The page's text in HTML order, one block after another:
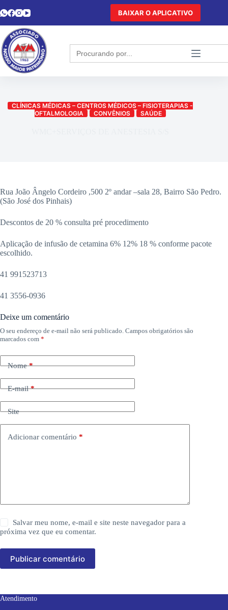
BAIXAR O APLICATIVO
Search
for:
CLÍNICAS MÉDICAS – CENTROS MÉDICOS – FISIOTERAPIAS -
OFTALMOLOGIA
CONVÊNIOS SAÚDE
Rua João Ângelo Cordeiro ,500 2º andar –sala 28, Bairro São Pedro.
(São José dos Pinhais)
Descontos de 20 % consulta pré procedimento
Aplicação de infusão de cetamina 6% 12% 18 % conforme pacote
escolhido.
41 991523713
41 3556-0936
Deixe um comentário
O seu endereço de e-mail não será publicado. Campos obrigatórios são
marcados com *
Nome*
E-mail*
Site
Adicionar comentário *
Salvar meu nome, e-mail e site neste navegador para a
próxima vez que eu comentar.
Publicar comentário
Atendimento